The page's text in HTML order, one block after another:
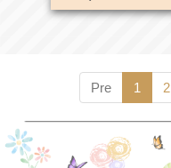
Pre 1 2